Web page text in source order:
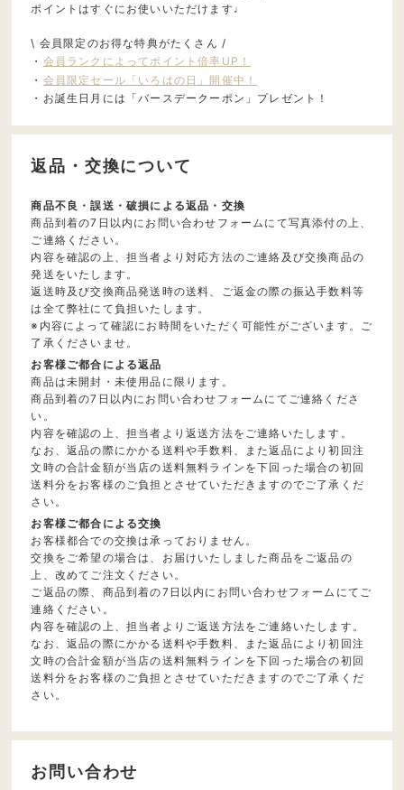
ポイントはすぐにお使いいただけます♩
\ 会員限定のお得な特典がたくさん /
・ 会員ランクによってポイント倍率UP！
・ 会員限定セール「いろはの日」開催中！
・お誕生日月には「バースデークーポン」プレゼント！
返品・交換について
商品不良・誤送・破損による返品・交換
商品到着の7日以内にお問い合わせフォームにて写真添付の上、
ご連絡ください。
内容を確認の上、担当者より対応方法のご連絡及び交換商品の
発送をいたします。
返送時及び交換商品発送時の送料、ご返金の際の振込手数料等
は全て弊社にて負担いたします。
※内容によって確認にお時間をいただく可能性がございます。ご
了承くださいませ。
お客様ご都合による返品
商品は未開封・未使用品に限ります。
商品到着の7日以内にお問い合わせフォームにてご連絡くださ
い。
内容を確認の上、担当者より返送方法をご連絡いたします。
なお、返品の際にかかる送料や手数料、また返品により初回注
文時の合計金額が当店の送料無料ラインを下回った場合の初回
送料分をお客様のご負担とさせていただきますのでご了承くだ
さい。
お客様ご都合による交換
お客様都合での交換は承っておりません。
交換をご希望の場合は、お届けいたしました商品をご返品の
上、改めてご注文ください。
ご返品の際、商品到着の7日以内にお問い合わせフォームにてご
連絡ください。
内容を確認の上、担当者よりご返送方法をご連絡いたします。
なお、返品の際にかかる送料や手数料、また返品により初回注
文時の合計金額が当店の送料無料ラインを下回った場合の初回
送料分をお客様のご負担とさせていただきますのでご了承くだ
さい。
お問い合わせ